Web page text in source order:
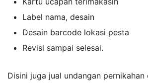
Label nama, desain
Desain barcode lokasi pesta
Revisi sampai selesai.
Disini juga jual undangan